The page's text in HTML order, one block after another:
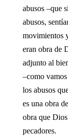
abusos –que
abusos,
movimientos
eran obra de
adjunto al
–como
los abusos
es una obra
obra que
pecadores.